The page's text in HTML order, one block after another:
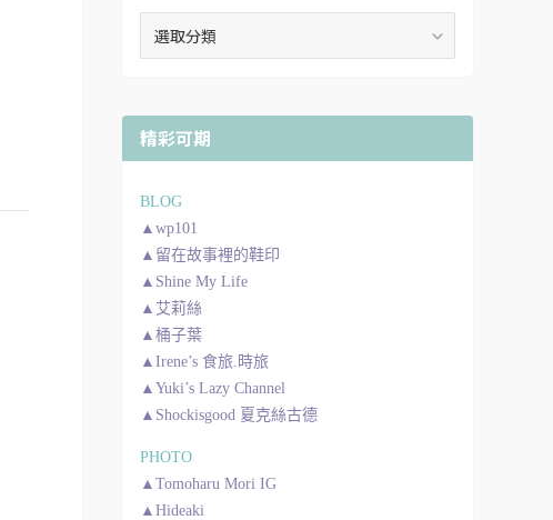
精彩可期
BLOG
▲wp101
▲留在故事裡的鞋印
▲Shine My Life
▲艾莉絲
▲桶子葉
▲Irene’s 食旅.時旅
▲Yuki’s Lazy Channel
▲Shockisgood 夏克絲古德
PHOTO
▲Tomoharu Mori IG
▲Hideaki